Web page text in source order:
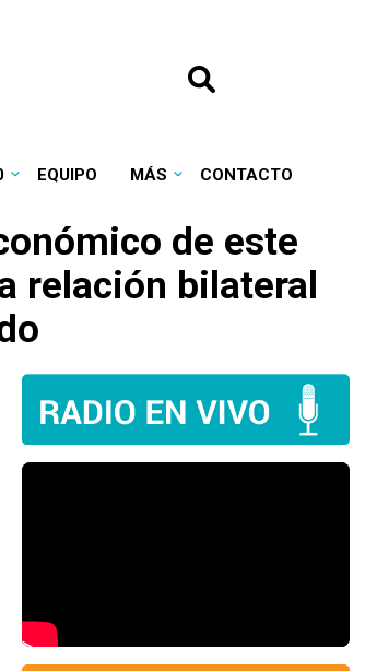
EQUIPO MÁS CONTACTO
de este
relación bilateral